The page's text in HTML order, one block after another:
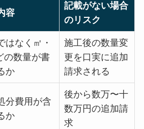
容
記載がない場合
のリスク
はなく㎡・
の数量が書
か
施工後の数量変
更を口実に追加
請求される
分費用が含
か
後から数万〜十
数万円の追加請
求